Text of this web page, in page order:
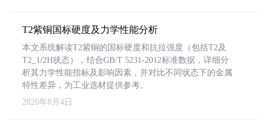
T2紫铜国标硬度及力学性能分析
本文系统解读T2紫铜的国标硬度和抗拉强度（包括T2及
T2_1/2H状态），结合GB/T 5231-2012标准数据，详细分
析其力学性能指标及影响因素，并对比不同状态下的金属
特性差异，为工业选材提供参考。
2026年8月4日